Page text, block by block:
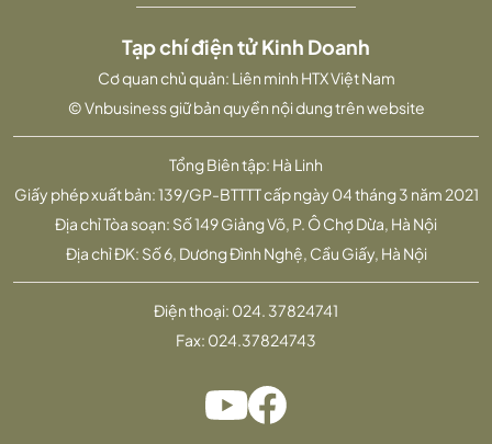
Tổng Biên tập: Hà Linh
Giấy phép xuất bản: 139/GP-BTTTT cấp ngày 04 tháng 3 năm 2021
Địa chỉ Tòa soạn: Số 149 Giảng Võ, P. Ô Chợ Dừa, Hà Nội
Địa chỉ ĐK: Số 6, Dương Đình Nghệ, Cầu Giấy, Hà Nội
Tạp chí điện tử Kinh Doanh
Cơ quan chủ quản: Liên minh HTX Việt Nam
© Vnbusiness giữ bản quyền nội dung trên website
Điện thoại: 024. 37824741
Fax: 024.37824743